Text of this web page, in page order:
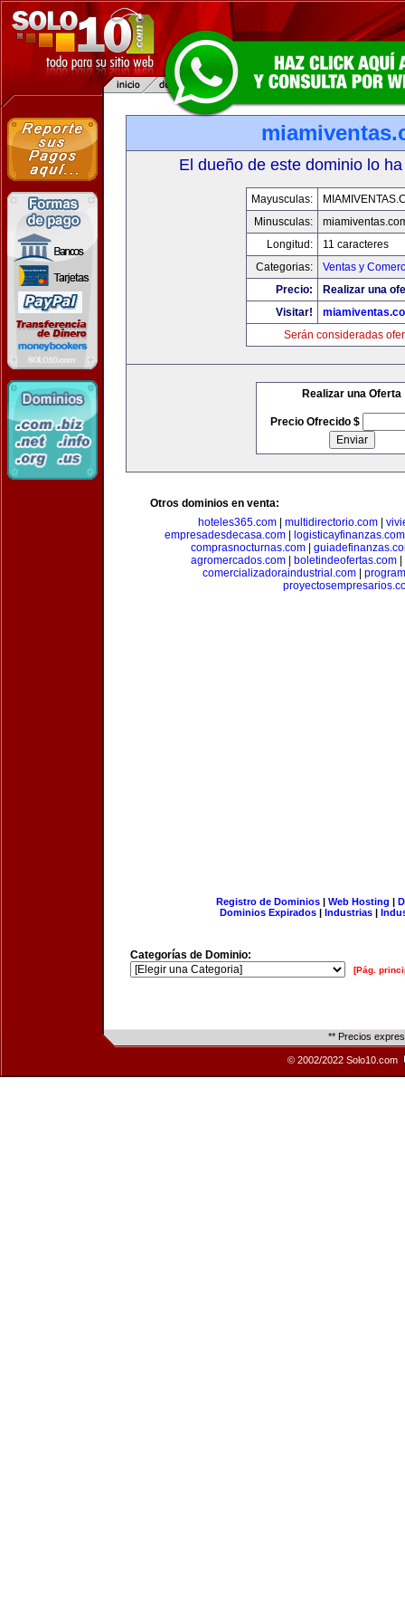
El dueño de este dominio lo
Mayusculas:
Minusculas:
Longitud:
11 caracteres
Categorias:
Ventas y
Precio:
Realizar una
Visitar!
Serán consideradas
Realizar una Oferta
Precio Ofrecido $
Otros dominios en venta:
hoteles365.com
multidirectorio.com
empresadesdecasa.com
logisticayfinanzas.com
comprasnocturnas.com
agromercados.com
boletindeofertas.com
comercializadoraindustrial.com
Registro de Dominios| Web Hosting |
Dominios Expirados | Industrias |
Categorías de Dominio:
[Pág.
** Precios
© 2002/2022 Solo10.com